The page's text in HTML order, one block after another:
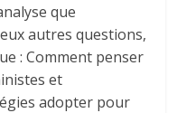
que
autres questions,
: Comment penser
et
adopter pour